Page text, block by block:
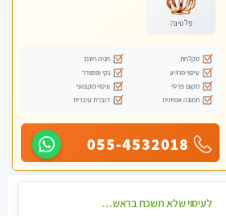
פלטינה
מקלחת
חניה חינם
עיסוי מרגיע
נקי ומסודר
מקום פרטי
עיסוי מקצועי
תמונה אמיתית
דוברת עיברית
055-4532018
לעיסוי שלא תשכח בראשון לציון